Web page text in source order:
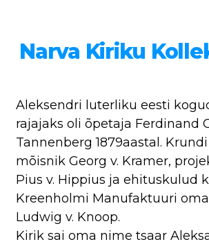
Narva Kiriku
Aleksendri luterliku eesti
rajajaks oli õpetaja Ferdinand
Tannenberg 1879aastal.
mõisnik Georg v. Kramer,
Pius v. Hippius ja ehituskulud
Kreenholmi Manufaktuuri
Ludwig v. Knoop.
Kirik sai oma nime tsaar